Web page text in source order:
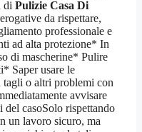
di Pulizie Casa Di
da rispettare,
professionale e
ad alta protezione* In
di mascherine* Pulire
Saper usare le
tagli o altri problemi con
avvisare
del casoSolo rispettando
un lavoro sicuro, ma